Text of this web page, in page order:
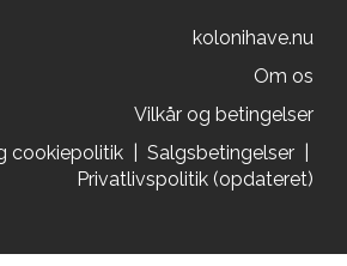
kolonihave.nu
Om os
Vilkår og betingelser
cookiepolitik| Salgsbetingelser|
Privatlivspolitik (opdateret)